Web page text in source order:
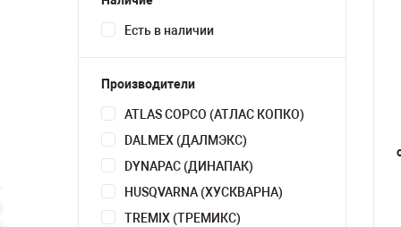
Есть в наличии
Производители
ATLAS COPCO (АТЛАС КОПКО)
DALMEX (ДАЛМЭКС)
DYNAPAC (ДИНАПАК)
HUSQVARNA (ХУСКВАРНА)
TREMIX (ТРЕМИКС)